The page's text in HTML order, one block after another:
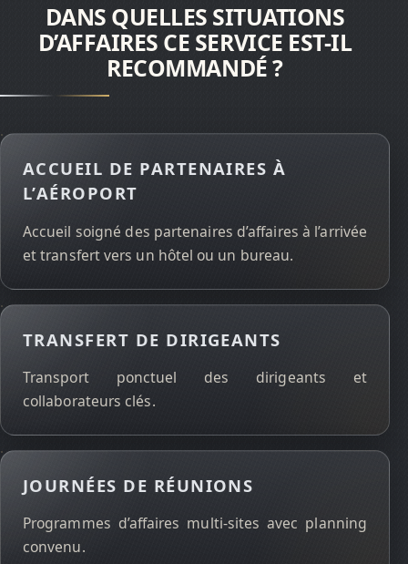
DANS QUELLES SITUATIONS
D’AFFAIRES CE SERVICE EST-IL
RECOMMANDÉ ?
ACCUEIL DE PARTENAIRES À
L’AÉROPORT
Accueil soigné des partenaires d’affaires à l’arrivée
et transfert vers un hôtel ou un bureau.
TRANSFERT DE DIRIGEANTS
Transport ponctuel des dirigeants et
collaborateurs clés.
JOURNÉES DE RÉUNIONS
Programmes d’affaires multi-sites avec planning
convenu.